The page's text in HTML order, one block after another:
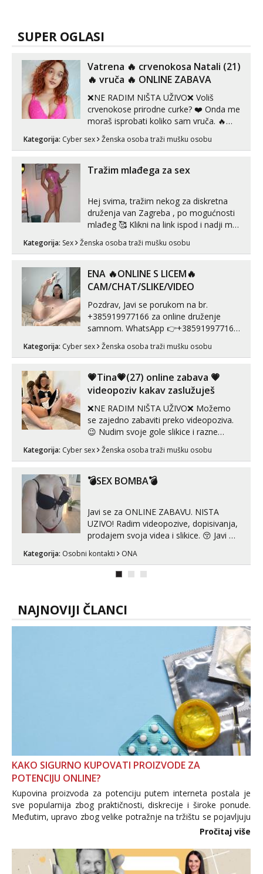
SUPER OGLASI
Vatrena ‎️‍🔥 crvenokosa Natali (21)
‎️‍🔥 vruča‎ ️‍🔥 ONLINE ZABAVA
❌NE RADIM NIŠTA UŽIVO❌ Voliš
crvenokose prirodne curke? ❤️ Onda me
moraš isprobati koliko sam vruča.‎ ️‍🔥
MLADA vražica koja ima 100%
prorodne grudi, 💦 Misli su mi uvijek
U mojoj raznolikoj ponudi možeš
Kategorija: Cyber sex Ženska osoba traži mušku osobu
Tražim mlađega za sex
Hej svima, tražim nekog za diskretna
druženja van Zagreba , po mogućnosti
mlađeg 🥰 Klikni na link ispod i nadji me
Kategorija: Sex Ženska osoba traži mušku osobu
ENA 🔥ONLINE S LICEM🔥
CAM/CHAT/SLIKE/VIDEO
Pozdrav, Javi se porukom na br.
+385919977166 za online druženje
samnom. WhatsApp 👉+385919977166
Telegram 👉@enafriedrichkis Radim
videopozive s licem, solo i s partnerom,
kombinacije halteri, haljine, štikle,
samostojeće itd. Nudim svakakva videa
seksa, puš...
Kategorija: Cyber sex Ženska osoba traži mušku osobu
💗Tina💗(27) online zabava 💗
videopoziv kakav zaslužuješ
❌NE RADIM NIŠTA UŽIVO❌ Možemo
se zajedno zabaviti preko videopoziva.
😉 Nudim svoje gole slikice i razne
videouradke. 🤩 Za online zabavu pošalji
poruku na Whatsapp, Telegram ili Viber.
autentičnosti možeš me vidjeti na
Kategorija: Cyber sex Ženska osoba traži mušku osobu
💣SEX BOMBA💣
Javi se za ONLINE ZABAVU. NISTA
UZIVO! Radim videopozive, dopisivanja,
prodajem svoja videa i slikice. 😚 Javi mi
Telegram. +385 91 723 0045
Kategorija: Osobni kontakti ONA
NAJNOVIJI ČLANCI
KAKO SIGURNO KUPOVATI PROIZVODE ZA
POTENCIJU ONLINE?
Kupovina proizvoda za potenciju putem interneta postala je
sve popularnija zbog praktičnosti, diskrecije i široke ponude.
Međutim, upravo zbog velike potražnje na tržištu se pojavljuju
i brojni krivotvoreni proizvodi, nepouzdane internetske
Pročitaj više